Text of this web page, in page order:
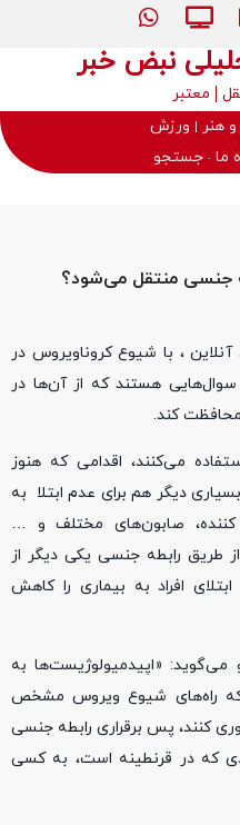
نبض خبر
معتبر
هنر
ورزش
ما جستجو
جنسی منتقل می‌شود؟
، با شیوع کروناویروس در
هستند که از آن‌ها در
محافظت کند.
می‌کنند، اقدامی که هنوز
دیگر هم برای عدم ابتلا به
صابون‌های مختلف و …
طریق رابطه جنسی یکی دیگر از
افراد به بیماری را کاهش
می‌گوید: «اپیدمیولوژیست‌ها به
که راه‌های شیوع ویروس مشخص
کنند، پس برقراری رابطه جنسی
که در قرنطینه است، به کسی